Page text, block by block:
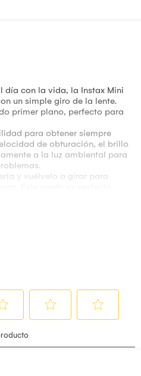
día con la vida, la Instax Mini
un simple giro de la lente.
primer plano, perfecto para
para obtener siempre
de obturación, el brillo
a la luz ambiental para
y vuélvelo a girar para
en la foto. ¡Sencillo!El